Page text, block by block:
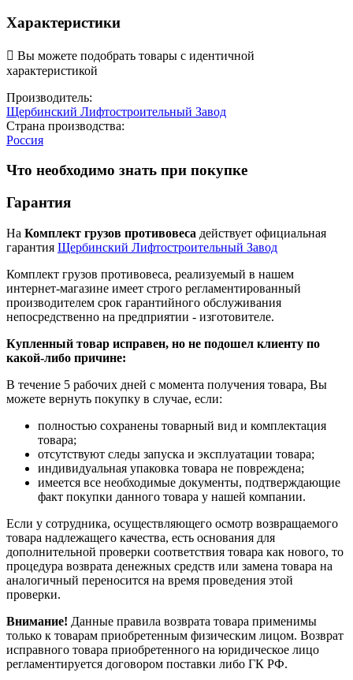
Характеристики
 Вы можете подобрать товары с идентичной
характеристикой
Производитель:
Щербинский Лифтостроительный Завод
Страна производства:
Россия
Что необходимо знать при покупке
Гарантия
На Комплект грузов противовеса действует официальная
гарантия Щербинский Лифтостроительный Завод
Комплект грузов противовеса, реализуемый в нашем
интернет-магазине имеет строго регламентированный
производителем срок гарантийного обслуживания
непосредственно на предприятии - изготовителе.
Купленный товар исправен, но не подошел клиенту по
какой-либо причине:
В течение 5 рабочих дней с момента получения товара, Вы
можете вернуть покупку в случае, если:
полностью сохранены товарный вид и комплектация
товара;
отсутствуют следы запуска и эксплуатации товара;
индивидуальная упаковка товара не повреждена;
имеется все необходимые документы, подтверждающие
факт покупки данного товара у нашей компании.
Если у сотрудника, осуществляющего осмотр возвращаемого
товара надлежащего качества, есть основания для
дополнительной проверки соответствия товара как нового, то
процедура возврата денежных средств или замена товара на
аналогичный переносится на время проведения этой
проверки.
Внимание! Данные правила возврата товара применимы
только к товарам приобретенным физическим лицом. Возврат
исправного товара приобретенного на юридическое лицо
регламентируется договором поставки либо ГК РФ.